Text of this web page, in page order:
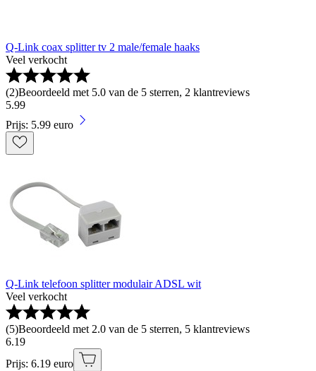
Q-Link coax splitter tv 2 male/female haaks
Veel verkocht
(2)Beoordeeld met 5.0 van de 5 sterren, 2 klantreviews
5.99
Prijs: 5.99 euro
Q-Link telefoon splitter modulair ADSL wit
Veel verkocht
(5)Beoordeeld met 2.0 van de 5 sterren, 5 klantreviews
6.19
Prijs: 6.19 euro